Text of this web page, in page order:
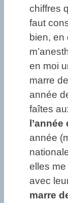
chiffres
faut
bien, en
en moi
marre
année
faîtes
année
elles
avec
marre